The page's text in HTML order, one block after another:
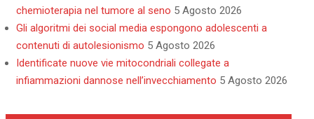
chemioterapia nel tumore al seno 5 Agosto 2026
Gli algoritmi dei social media espongono adolescenti a
contenuti di autolesionismo 5 Agosto 2026
Identificate nuove vie mitocondriali collegate a
infiammazioni dannose nell’invecchiamento 5 Agosto 2026